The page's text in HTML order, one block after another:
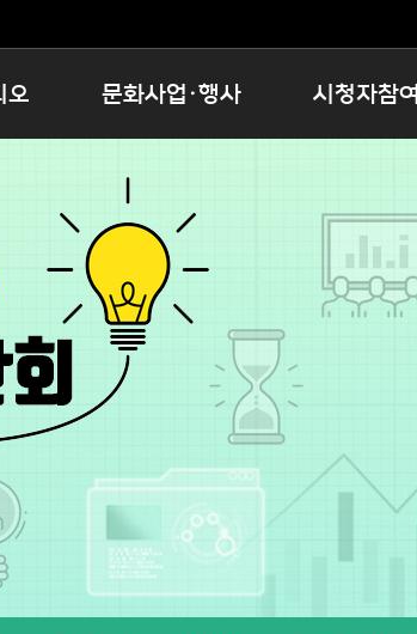
오
, 부탁해!
, 안녕하십니까?
집 다시듣기
문화사업·행사
모아바유
MBC 노래교실
해외문화탐방
닥터공감
대관안내
충청북도 음식문화페스타
청원생명쌀 대청호마라톤
문화행사 아카이빙
시청자참여
클린센터